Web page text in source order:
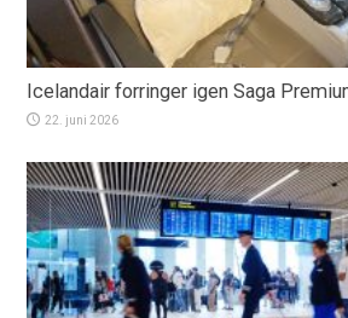
Icelandair forringer igen Saga
22. juni 2026